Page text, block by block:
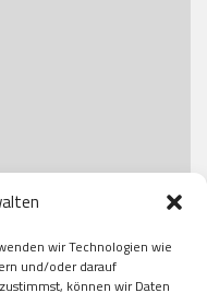
wir Technologien wie
und/oder darauf
können wir Daten